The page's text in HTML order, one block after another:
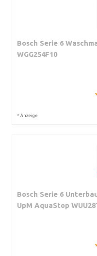
Bosch Serie 6
WGG254F10
* Anzeige
Bosch Serie 6
UpM AquaStop